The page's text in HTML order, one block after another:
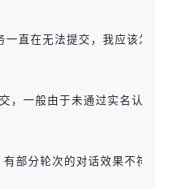
一直在无法提交，我应该怎
，一般由于未通过实名认证
有部分轮次的对话效果不符